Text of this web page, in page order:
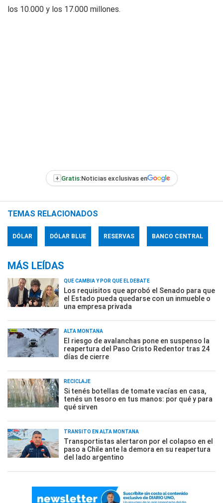
los 10.000 y los 17.000 millones.
+ Gratis:Noticias exclusivas en
TEMAS RELACIONADOS
DÓLAR DÓLAR BLUE RESERVAS BANCO CENTRAL
MÁS LEÍDAS
QUÉ CAMBIA Y POR QUÉ EL DEBATE
Los requisitos que aprobó el Senado para que
el Estado pueda quedarse con un inmueble o
una empresa privada
ALTA MONTAÑA
El riesgo de avalanchas pone en suspenso la
reapertura del Paso Cristo Redentor tras 24
días de cierre
RECICLAJE
Si tenés botellas de tomate vacías en casa,
tenés un tesoro en tus manos: por qué y para
qué sirven
TRÁNSITO EN ALTA MONTAÑA
Transportistas alertaron por el colapso en el
paso a Chile ante la demora en su reapertura
del lado argentino